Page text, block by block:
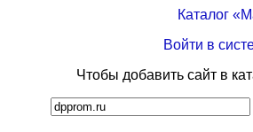
Каталог
Войти в
Чтобы добавить сайт в